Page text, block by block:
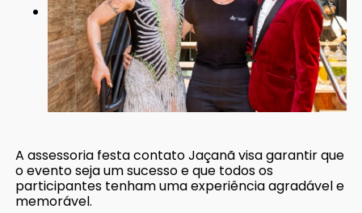
A assessoria festa contato Jaçanã visa garantir que
o evento seja um sucesso e que todos os
participantes tenham uma experiência agradável e
memorável.